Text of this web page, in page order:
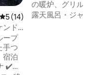
レビュー14件、5つ星中5つ
5 (14)
ンド
ープ
手つ
宿泊
✔️ジ
の暖炉、グリル、
キでリラックスし
露天風呂・ジャグ